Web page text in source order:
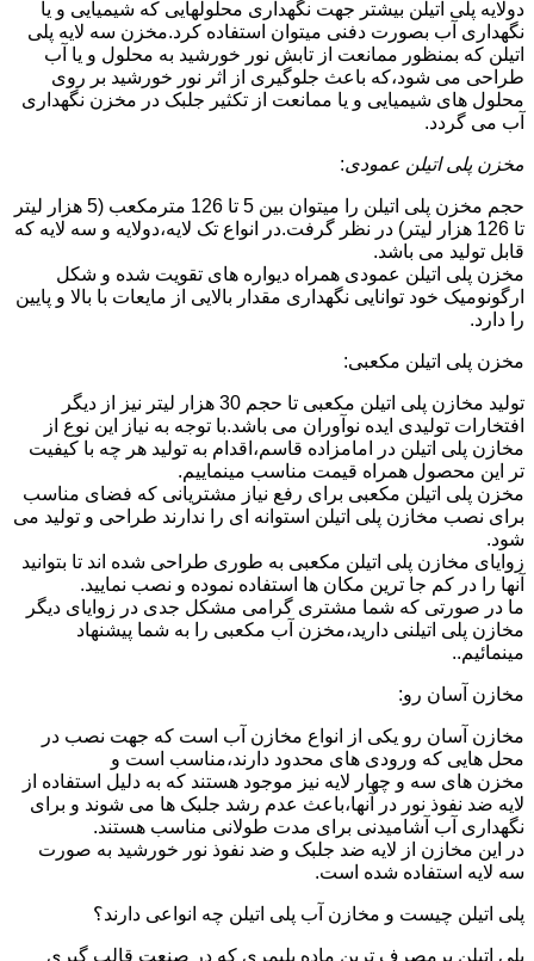
دولایه پلی اتیلن بیشتر جهت نگهداری محلولهایی که شیمیایی و یا
نگهداری آب بصورت دفنی میتوان استفاده کرد.مخزن سه لایه پلی
اتیلن که بمنظور ممانعت از تابش نور خورشید به محلول و یا آب
طراحی می شود،که باعث جلوگیری از اثر نور خورشید بر روی
محلول های شیمیایی و یا ممانعت از تکثیر جلبک در مخزن نگهداری
آب می گردد.
مخزن پلی اتیلن عمودی:
حجم مخزن پلی اتیلن را میتوان بین 5 تا 126 مترمکعب (5 هزار لیتر
تا 126 هزار لیتر) در نظر گرفت.در انواع تک لایه،دولایه و سه لایه که
قابل تولید می باشد.
مخزن پلی اتیلن عمودی همراه دیواره های تقویت شده و شکل
ارگونومیک خود توانایی نگهداری مقدار بالایی از مایعات با بالا و پایین
را دارد.
مخزن پلی اتیلن مکعبی:
تولید مخازن پلی اتیلن مکعبی تا حجم 30 هزار لیتر نیز از دیگر
افتخارات تولیدی ایده نوآوران می باشد.با توجه به نیاز این نوع از
مخازن پلی اتیلن در امامزاده قاسم،اقدام به تولید هر چه با کیفیت
تر این محصول همراه قیمت مناسب مینماییم.
مخزن پلی اتیلن مکعبی برای رفع نیاز مشتریانی که فضای مناسب
برای نصب مخازن پلی اتیلن استوانه ای را ندارند طراحی و تولید می
شود.
زوایای مخازن پلی اتیلن مکعبی به طوری طراحی شده اند تا بتوانید
آنها را در کم جا ترین مکان ها استفاده نموده و نصب نمایید.
ما در صورتی که شما مشتری گرامی مشکل جدی در زوایای دیگر
مخازن پلی اتیلنی دارید،مخزن آب مکعبی را به شما پیشنهاد
مینمائیم..
مخازن آسان رو:
مخازن آسان رو یکی از انواع مخازن آب است که جهت نصب در
محل هایی که ورودی های محدود دارند،مناسب است و
مخزن های سه و چهار لایه نیز موجود هستند که به دلیل استفاده از
لایه ضد نفوذ نور در آنها،باعث عدم رشد جلبک ها می شوند و برای
نگهداری آب آشامیدنی برای مدت طولانی مناسب هستند.
در این مخازن از لایه ضد جلبک و ضد نفوذ نور خورشید به صورت
سه لایه استفاده شده است.
پلی اتیلن چیست و مخازن آب پلی اتیلن چه انواعی دارند؟
پلی اتیلن پرمصرف ترین ماده پلیمری که در صنعت قالب گیری